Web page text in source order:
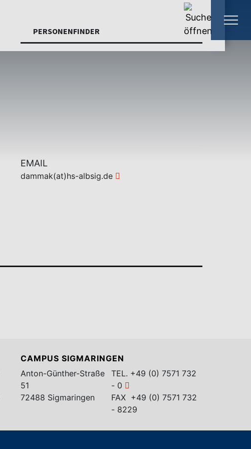
PERSONENFINDER
EMAIL
dammak(at)hs-albsig.de
CAMPUS SIGMARINGEN
Anton-Günther-Straße
51
72488 Sigmaringen
TEL. +49 (0) 7571 732
- 0
FAX +49 (0) 7571 732
- 8229